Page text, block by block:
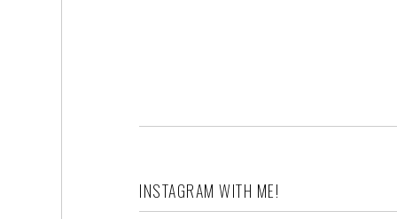
INSTAGRAM WITH ME!